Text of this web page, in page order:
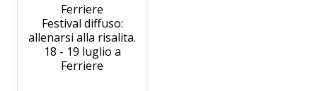
Ferriere
Festival diffuso:
allenarsi alla risalita.
18 - 19 luglio a
Ferriere